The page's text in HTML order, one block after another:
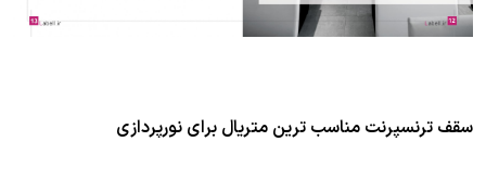
سقف ترنسپرنت مناسب ترین متریال برای نورپردازی